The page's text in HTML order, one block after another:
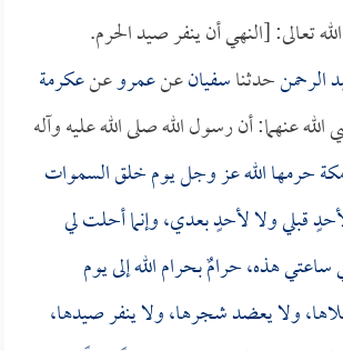
تعالى: [النهي أن ينفر صيد الحرم.
الرحمنحدثناسفيانعنعمروعنعكرمة
عنهما: أن رسول الله صلى الله عليه وآله
حرمها الله عز وجل يوم خلق السموات
قبلي ولا لأحدٍ بعدي، وإنما أحلت لي
هذه، حرامٌ بحرام الله إلى يوم
ولا يعضد شجرها، ولا ينفر صيدها،